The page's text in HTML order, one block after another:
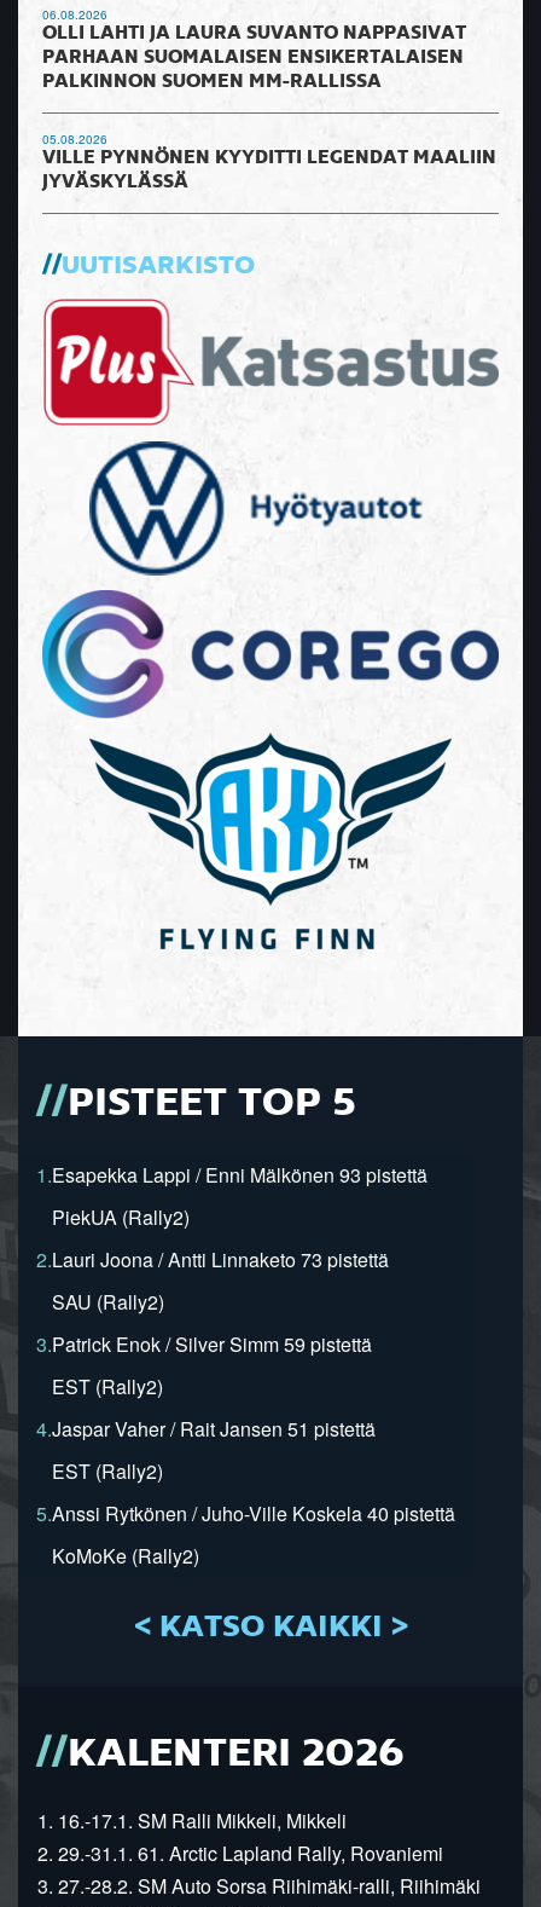
06.08.2026
OLLI LAHTI JA LAURA SUVANTO NAPPASIVAT
PARHAAN SUOMALAISEN ENSIKERTALAISEN
PALKINNON SUOMEN MM-RALLISSA
05.08.2026
VILLE PYNNÖNEN KYYDITTI LEGENDAT MAALIIN
JYVÄSKYLÄSSÄ
UUTISARKISTO
PISTEET TOP 5
1.Esapekka Lappi / Enni Mälkönen 93 pistettä
PiekUA (Rally2)
2.Lauri Joona / Antti Linnaketo 73 pistettä
SAU (Rally2)
3.Patrick Enok / Silver Simm 59 pistettä
EST (Rally2)
4.Jaspar Vaher / Rait Jansen 51 pistettä
EST (Rally2)
5.Anssi Rytkönen / Juho-Ville Koskela 40 pistettä
KoMoKe (Rally2)
< KATSO KAIKKI >
KALENTERI 2026
1. 16.-17.1. SM Ralli Mikkeli, Mikkeli
2. 29.-31.1. 61. Arctic Lapland Rally, Rovaniemi
3. 27.-28.2. SM Auto Sorsa Riihimäki-ralli, Riihimäki